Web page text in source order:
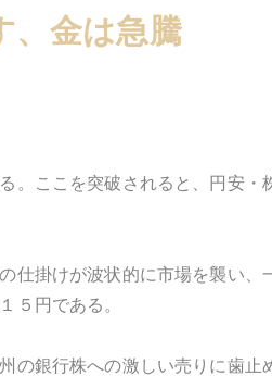
、金は急騰
ここを突破されると、円安・
仕掛けが波状的に市場を襲い、
５円である。
銀行株への激しい売りに歯止